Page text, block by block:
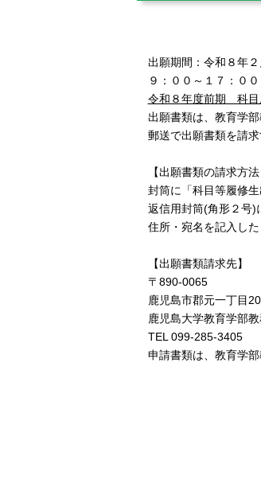
出願期間：令和８年
９：００～１７：００
令和８年度前期 科目
出願書類は、教育学
郵送で出願書類を請
【出願書類の請求方法
封筒に「科目等履修
返信用封筒(角形２号)
住所・宛名を記入し
【出願書類請求先】
〒890-0065
鹿児島市郡元一丁目
鹿児島大学教育学部
TEL 099-285-3405
申請書類は、教育学